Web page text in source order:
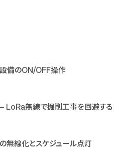
設備のON/OFF操作
LoRa無線で掘削工事を回避する
無線化とスケジュール点灯